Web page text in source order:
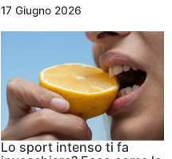
17 Giugno 2026
Lo sport intenso ti fa